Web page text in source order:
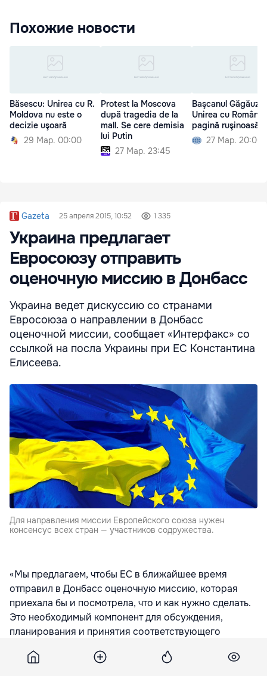
Похожие новости
Băsescu: Unirea cu R.
Moldova nu este o
decizie uşoară
29 Мар. 00:00
Protest la Moscova
după tragedia de la
mall. Se cere demisia
lui Putin
27 Мар. 23:45
Başcanul
Unirea cu
pagină ruşinoasă
27 Мар. 20:00
Gazeta 25 апреля 2015, 10:52 1 335
Украина предлагает
Евросоюзу отправить
оценочную миссию в Донбасс
Украина ведет дискуссию со странами
Евросоюза о направлении в Донбасс
оценочной миссии, сообщает «Интерфакс» со
ссылкой на посла Украины при ЕС Константина
Елисеева.
Для направления миссии Европейского союза нужен
консенсус всех стран — участников содружества.
«Мы предлагаем, чтобы ЕС в ближайшее время
отправил в Донбасс оценочную миссию, которая
приехала бы и посмотрела, что и как нужно сделать.
Это необходимый компонент для обсуждения,
планирования и принятия соответствующего
«Зеркало недели».